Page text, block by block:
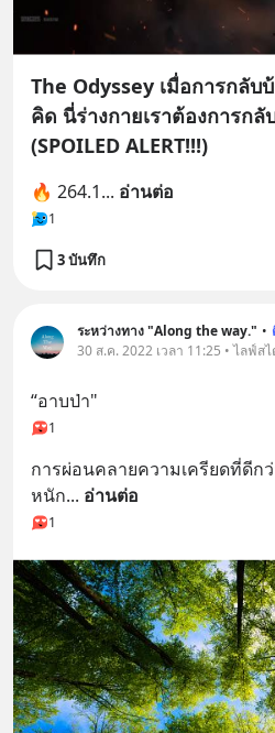
The Odyssey เมื่อการกลับ
คิด นี่ร่างกายเราต้องการกลั
(SPOILED ALERT!!!)
🔥 264.1... อ่านต่อ
1
3 บันทึก
ระหว่างทาง "Along the way." •
30 ส.ค. 2022 เวลา 11:25 • ไลฟ์ส
“อาบป่า"
1
การผ่อนคลายความเครียดที่ดีก
หนัก... อ่านต่อ
1